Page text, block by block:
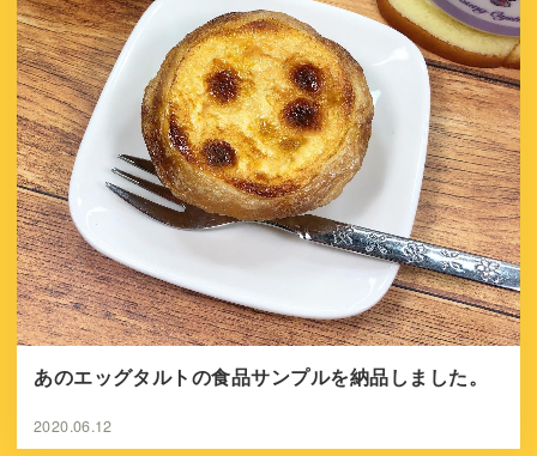
あのエッグタルトの食品サンプルを納品しました。
2020.06.12